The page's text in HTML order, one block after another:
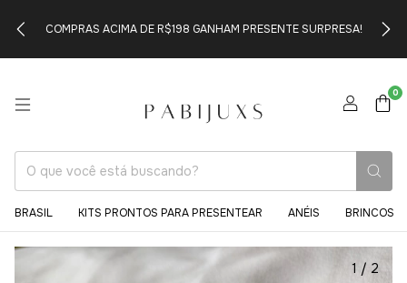
COMPRAS ACIMA DE R$198 GANHAM PRESENTE SURPRESA!
0
BRASIL KITS PRONTOS PARA PRESENTEAR ANÉIS BRINCOS
1 / 2